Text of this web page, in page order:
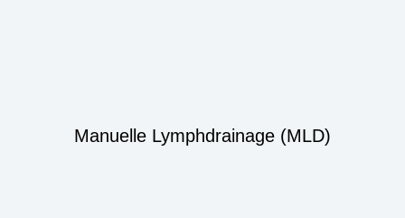
Manuelle Lymphdrainage (MLD)